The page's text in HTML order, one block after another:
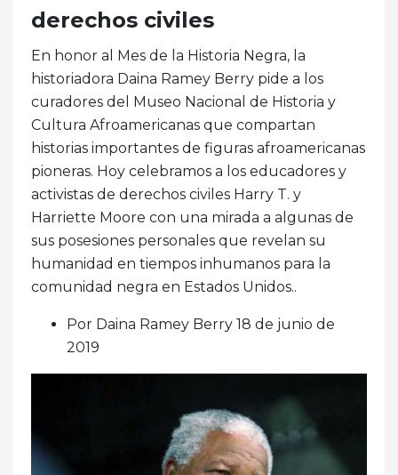
derechos civiles
En honor al Mes de la Historia Negra, la
historiadora Daina Ramey Berry pide a los
curadores del Museo Nacional de Historia y
Cultura Afroamericanas que compartan
historias importantes de figuras afroamericanas
pioneras. Hoy celebramos a los educadores y
activistas de derechos civiles Harry T. y
Harriette Moore con una mirada a algunas de
sus posesiones personales que revelan su
humanidad en tiempos inhumanos para la
comunidad negra en Estados Unidos..
Por Daina Ramey Berry 18 de junio de
2019